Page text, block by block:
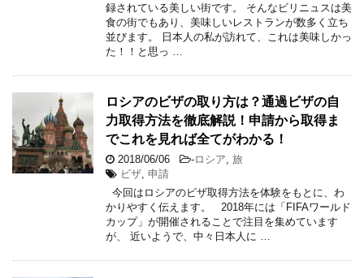
録されている美しい街です。 そんなビリニュスは美
食の街でもあり、美味しいレストランが数多く立ち
並びます。 日本人の私が訪れて、これは美味しかっ
た！！と思っ …
ロシアのビザの取り方は？通過ビザの自
力取得方法を徹底解説！申請から取得ま
でこれを見れば全てがわかる！
2018/06/06 -ロシア 旅
ビザ 申請
今回はロシアのビザ取得方法を体験をもとに、わ
かりやすく伝えます。 2018年には「FIFAワールド
カップ」が開催されることで注目を集めています
が、 近いようで、中々日本人に …